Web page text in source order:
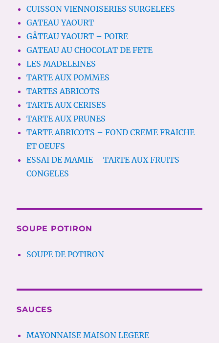
CUISSON VIENNOISERIES SURGELEES
GATEAU YAOURT
GÂTEAU YAOURT – POIRE
GATEAU AU CHOCOLAT DE FETE
LES MADELEINES
TARTE AUX POMMES
TARTES ABRICOTS
TARTE AUX CERISES
TARTE AUX PRUNES
TARTE ABRICOTS – FOND CREME FRAICHE
ET OEUFS
ESSAI DE MAMIE – TARTE AUX FRUITS
CONGELES
SOUPE POTIRON
SOUPE DE POTIRON
SAUCES
MAYONNAISE MAISON LEGERE